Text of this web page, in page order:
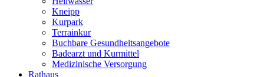
Kneipp
Kurpark
Terrainkur
Buchbare Gesundheitsangebote
Badearzt und Kurmittel
Medizinische Versorgung
Rathaus